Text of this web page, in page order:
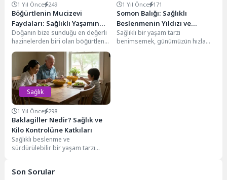
1 Yıl Önce 249
Böğürtlenin Mucizevi
Faydaları: Sağlıklı Yaşamın
Anahtarı
Doğanın bize sunduğu en değerli
hazinelerden biri olan böğürtlen,
sadece lezzetli bir meyve olmakla
kalmayıp,...
1 Yıl Önce 171
Somon Balığı: Sağlıklı
Beslenmenin Yıldızı ve
Faydaları Nelerdir?
Sağlıklı bir yaşam tarzı
benimsemek, günümüzün hızla
Sağlık
1 Yıl Önce 298
Baklagiller Nedir? Sağlık ve
Kilo Kontrolüne Katkıları
Sağlıklı beslenme ve
sürdürülebilir bir yaşam tarzı
haline...
Son Sorular